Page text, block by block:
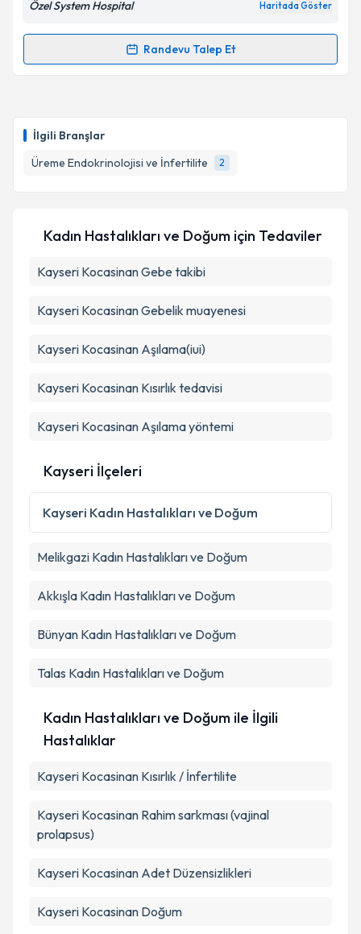
İlgili Branşlar
Üreme Endokrinolojisi ve İnfertilite
2
Takvim Talebini Gönder
Özel System Hospital Haritada Göster
Randevu Talep Et
Randevu Takvimi Talebi
takvim hazırlandığında e-posta ile bilgilendireceğiz.
Metni'ni okudum ve kişisel verilerimin belirtilen
Kadın Hastalıkları ve Doğum için Tedaviler
Kayseri Kocasinan Gebe takibi
Kayseri Kocasinan Gebelik muayenesi
Kayseri Kocasinan Aşılama(iui)
Kayseri Kocasinan Kısırlık tedavisi
Kayseri Kocasinan Aşılama yöntemi
Kayseri İlçeleri
Kayseri Kadın Hastalıkları ve Doğum
Melikgazi Kadın Hastalıkları ve Doğum
Akkışla Kadın Hastalıkları ve Doğum
Bünyan Kadın Hastalıkları ve Doğum
Talas Kadın Hastalıkları ve Doğum
Kadın Hastalıkları ve Doğum ile İlgili
Hastalıklar
Kayseri Kocasinan Kısırlık / İnfertilite
Kayseri Kocasinan Rahim sarkması (vajinal
prolapsus)
Kayseri Kocasinan Adet Düzensizlikleri
Kayseri Kocasinan Doğum